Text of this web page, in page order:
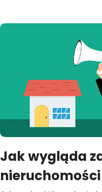
Jak wygląda
nieruchomości